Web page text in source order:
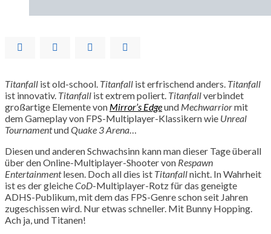
Titanfall ist old-school. Titanfall ist erfrischend anders. Titanfall
ist innovativ. Titanfall ist extrem poliert. Titanfallverbindet
großartige Elemente von Mirror’s Edgeund Mechwarriormit
dem Gameplay von FPS-Multiplayer-Klassikern wie Unreal
TournamentundQuake 3 Arena
Diesen und anderen Schwachsinn kann man dieser Tage überall
über den Online-Multiplayer-Shooter von Respawn
Entertainmentlesen. Doch all dies ist Titanfallnicht. In Wahrheit
ist es der gleicheCoD-Multiplayer-Rotz für das geneigte
ADHS-Publikum, mit dem das FPS-Genre schon seit Jahren
zugeschissen wird. Nur etwas schneller. Mit Bunny Hopping.
Ach ja, und Titanen!